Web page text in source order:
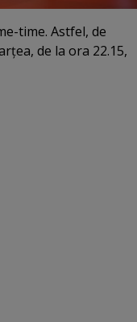
time. Astfel, de
de la ora 22.15,